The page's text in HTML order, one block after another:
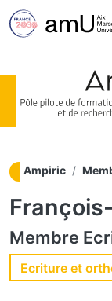
Ampiric
Membre
Ecriture et